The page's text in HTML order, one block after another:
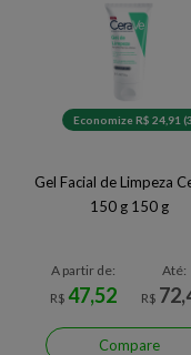
Economize R$ 24,91
Gel Facial de Limpeza
150 g 150 g
A partir de:
R$47,52
Até:
R$
Compare